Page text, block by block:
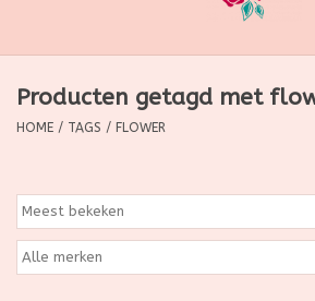
Grimeermateriaal
Huishoudartikelen
Ditjes & Datjes
Producten getagd met
HOME / TAGS / FLOWER